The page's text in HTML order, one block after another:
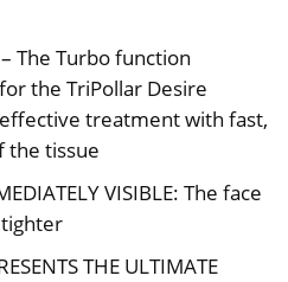
– The Turbo function
the TriPollar Desire
treatment with fast,
the tissue
VISIBLE: The face
THE ULTIMATE